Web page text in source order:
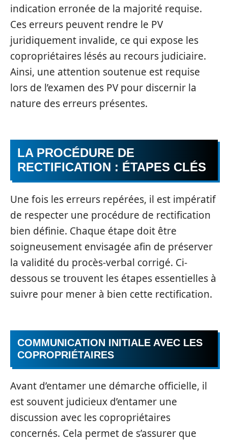
indication erronée de la majorité requise.
Ces erreurs peuvent rendre le PV
juridiquement invalide, ce qui expose les
copropriétaires lésés au recours judiciaire.
Ainsi, une attention soutenue est requise
lors de l’examen des PV pour discernir la
nature des erreurs présentes.
LA PROCÉDURE DE
RECTIFICATION : ÉTAPES CLÉS
Une fois les erreurs repérées, il est impératif
de respecter une procédure de rectification
bien définie. Chaque étape doit être
soigneusement envisagée afin de préserver
la validité du procès-verbal corrigé. Ci-
dessous se trouvent les étapes essentielles à
suivre pour mener à bien cette rectification.
COMMUNICATION INITIALE AVEC LES
COPROPRIÉTAIRES
Avant d’entamer une démarche officielle, il
est souvent judicieux d’entamer une
discussion avec les copropriétaires
concernés. Cela permet de s’assurer que